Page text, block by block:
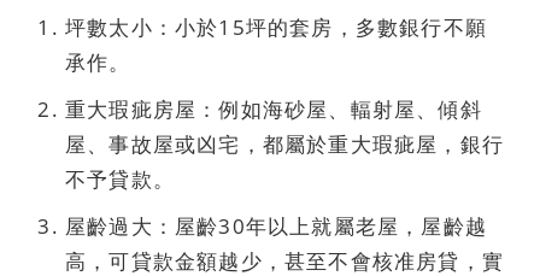
坪數太小：小於15坪的套房，多數銀行不願
承作。
重大瑕疵房屋：例如海砂屋、輻射屋、傾斜
屋、事故屋或凶宅，都屬於重大瑕疵屋，銀行
不予貸款。
屋齡過大：屋齡30年以上就屬老屋，屋齡越
高，可貸款金額越少，甚至不會核准房貸，實